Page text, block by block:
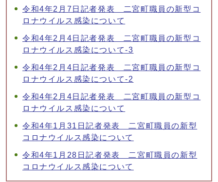
令和4年2月7日記者発表 二宮町職員の新型コ
ロナウイルス感染について
令和4年2月4日記者発表 二宮町職員の新型コ
ロナウイルス感染について-3
令和4年2月4日記者発表 二宮町職員の新型コ
ロナウイルス感染について-2
令和4年2月4日記者発表 二宮町職員の新型コ
ロナウイルス感染について
令和4年1月31日記者発表 二宮町職員の新型
コロナウイルス感染について
令和4年1月28日記者発表 二宮町職員の新型
コロナウイルス感染について